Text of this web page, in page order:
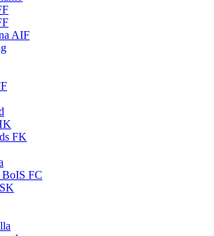
AIF
FK
BoIS FC